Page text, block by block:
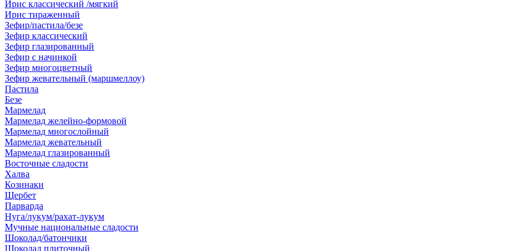
Ирис классический /мягкий
Ирис тираженный
Зефир/пастила/безе
Зефир классический
Зефир глазированный
Зефир с начинкой
Зефир многоцветный
Зефир жевательный (маршмеллоу)
Пастила
Безе
Мармелад
Мармелад желейно-формовой
Мармелад многослойный
Мармелад жевательный
Мармелад глазированный
Восточные сладости
Халва
Козинаки
Щербет
Парварда
Нуга/лукум/рахат-лукум
Мучные национальные сладости
Шоколад/батончики
Шоколад плиточный